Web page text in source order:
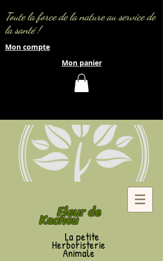
Toute la force de la nature au service de
la santé !
Mon compte
Mon panier
Fleur de
Kachou
La petite
Herboristerie
Animale